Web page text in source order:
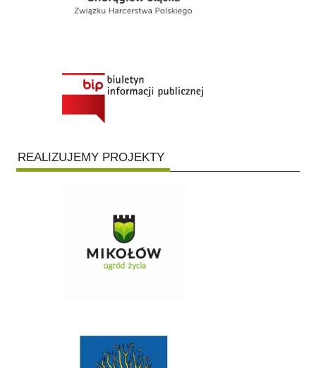
REALIZUJEMY PROJEKTY